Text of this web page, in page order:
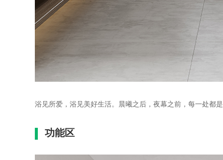
浴见所爱，浴见美好生活。晨曦之后，夜幕之前，每一处都
功能区